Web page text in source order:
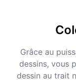
Grâce au
dessins, vous
dessin au trait